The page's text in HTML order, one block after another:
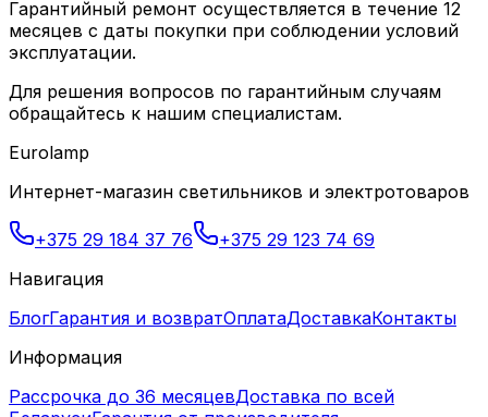
Гарантийный ремонт осуществляется в течение 12
месяцев с даты покупки при соблюдении условий
эксплуатации.
Для решения вопросов по гарантийным случаям
обращайтесь к нашим специалистам.
Eurolamp
Интернет-магазин светильников и электротоваров
+375 29 184 37 76
+375 29 123 74 69
Навигация
БлогГарантия и возвратОплатаДоставкаКонтакты
Информация
Рассрочка до 36 месяцевДоставка по всей